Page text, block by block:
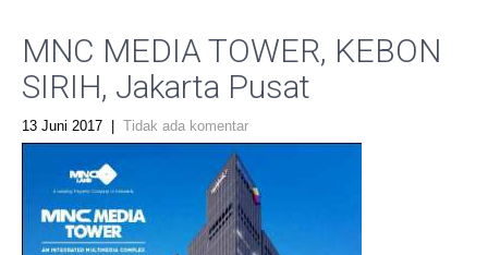
MNC MEDIA TOWER, KEBON
SIRIH, Jakarta Pusat
13 Juni 2017 Tidak ada komentar